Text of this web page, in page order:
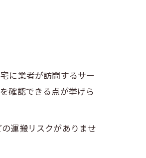
に業者が訪問するサー
確認できる点が挙げら
運搬リスクがありませ